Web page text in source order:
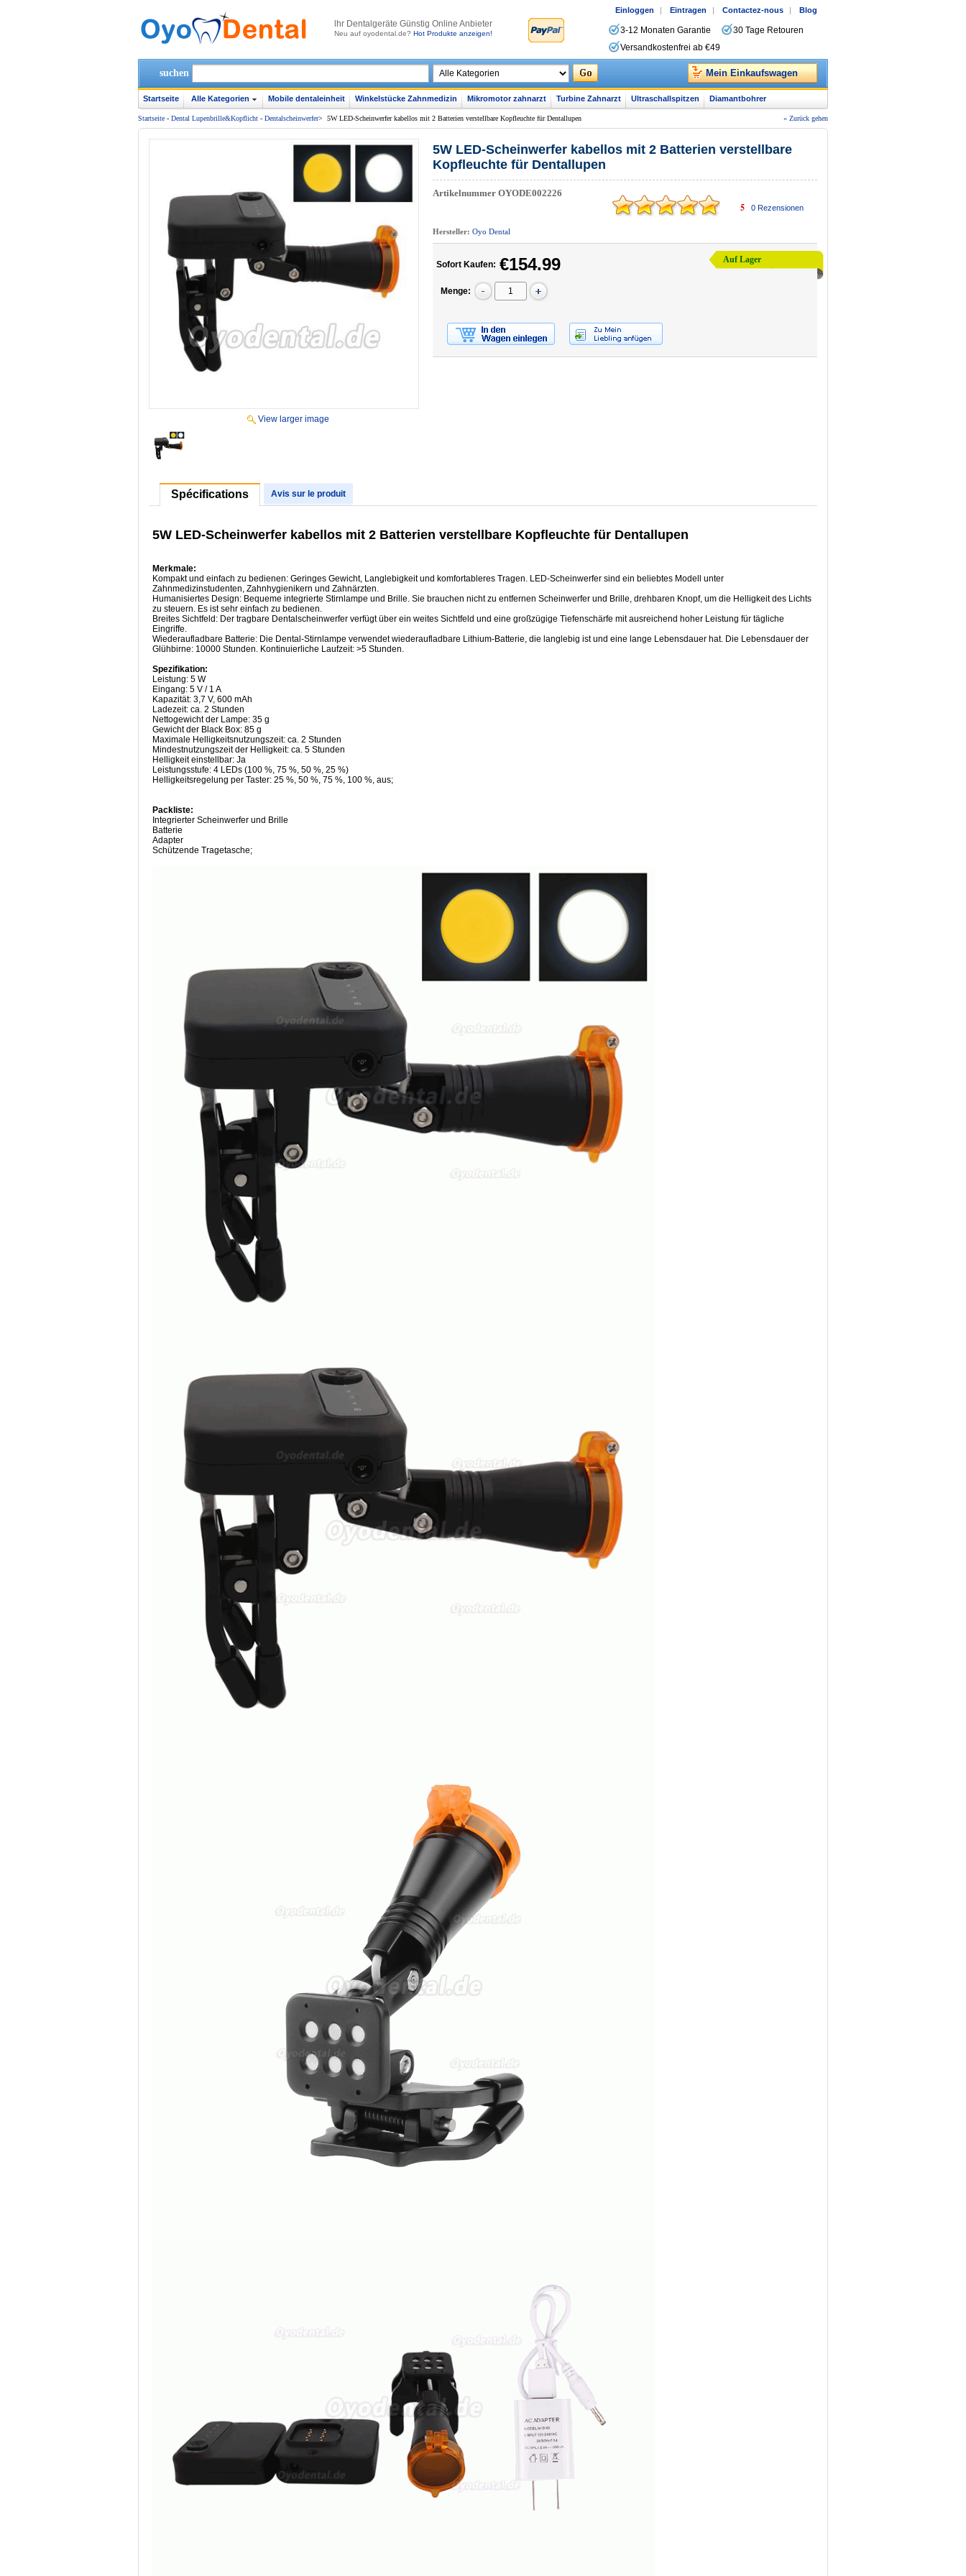
lhr Dentalgeräte Günstig Online Anbieter
Neu auf oyodental.de? Hot Produkte anzeigen!
Einloggen | Eintragen | Contactez-nous | Blog
3-12 Monaten Garantie
30 Tage Retouren
Versandkostenfrei ab €49
suchen Mein Einkaufswagen
Startseite Alle Kategorien Mobile dentaleinheit Winkelstücke Zahnmedizin Mikromotor zahnarzt Turbine Zahnarzt Ultraschallspitzen Diamantbohrer
Startseite - Dental Lupenbrille&Kopflicht - Dentalscheinwerfer> 5W LED-Scheinwerfer kabellos mit 2 Batterien verstellbare Kopfleuchte für Dentallupen « Zurück gehen
View larger image
5W LED-Scheinwerfer kabellos mit 2 Batterien verstellbare
Kopfleuchte für Dentallupen
Artikelnummer OYODE002226
5 0Rezensionen
Hersteller: Oyo Dental
Auf Lager
Sofort Kaufen: €154.99
Menge:
Spécifications Avis sur le produit
5W LED-Scheinwerfer kabellos mit 2 Batterien verstellbare Kopfleuchte für Dentallupen
Merkmale:
Kompakt und einfach zu bedienen: Geringes Gewicht, Langlebigkeit und komfortableres Tragen. LED-Scheinwerfer sind ein beliebtes Modell unter
Zahnmedizinstudenten, Zahnhygienikern und Zahnärzten.
Humanisiertes Design: Bequeme integrierte Stirnlampe und Brille. Sie brauchen nicht zu entfernen Scheinwerfer und Brille, drehbaren Knopf, um die Helligkeit des Lichts
zu steuern. Es ist sehr einfach zu bedienen.
Breites Sichtfeld: Der tragbare Dentalscheinwerfer verfügt über ein weites Sichtfeld und eine großzügige Tiefenschärfe mit ausreichend hoher Leistung für tägliche
Eingriffe.
Wiederaufladbare Batterie: Die Dental-Stirnlampe verwendet wiederaufladbare Lithium-Batterie, die langlebig ist und eine lange Lebensdauer hat. Die Lebensdauer der
Glühbirne: 10000 Stunden. Kontinuierliche Laufzeit: >5 Stunden.
Spezifikation:
Leistung: 5 W
Eingang: 5 V / 1 A
Kapazität: 3,7 V, 600 mAh
Ladezeit: ca. 2 Stunden
Nettogewicht der Lampe: 35 g
Gewicht der Black Box: 85 g
Maximale Helligkeitsnutzungszeit: ca. 2 Stunden
Mindestnutzungszeit der Helligkeit: ca. 5 Stunden
Helligkeit einstellbar: Ja
Leistungsstufe: 4 LEDs (100 %, 75 %, 50 %, 25 %)
Helligkeitsregelung per Taster: 25 %, 50 %, 75 %, 100 %, aus;
Packliste:
Integrierter Scheinwerfer und Brille
Batterie
Adapter
Schützende Tragetasche;